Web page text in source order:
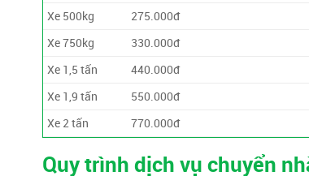
Xe 500kg
275.000đ
Xe 750kg
330.000đ
Xe 1,5 tấn
440.000đ
Xe 1,9 tấn
550.000đ
Xe 2 tấn
770.000đ
Quy trình dịch vụ chuyển